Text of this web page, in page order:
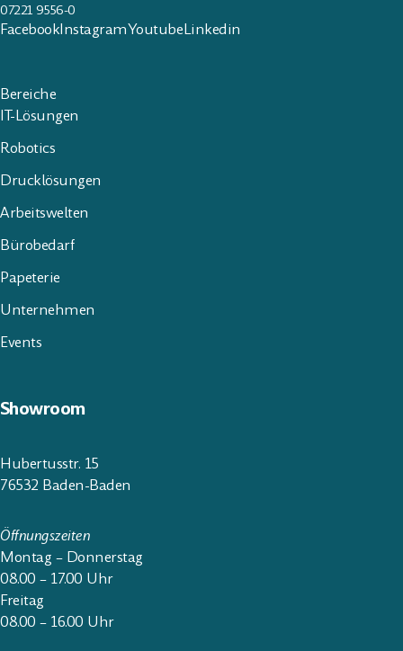
07221 9556-0
FacebookInstagramYoutubeLinkedin
Bereiche
IT-Lösungen
Robotics
Drucklösungen
Arbeitswelten
Bürobedarf
Papeterie
Unternehmen
Events
Showroom
Hubertusstr. 15
76532 Baden-Baden
Öffnungszeiten
Montag – Donnerstag
08.00 – 17.00 Uhr
Freitag
08.00 – 16.00 Uhr